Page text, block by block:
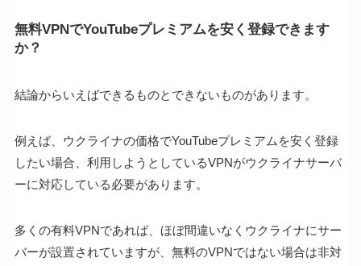
無料VPNでYouTubeプレミアムを安く登録できます
か？
結論からいえばできるものとできないものがあります。
例えば、ウクライナの価格でYouTubeプレミアムを安く登録
したい場合、利用しようとしているVPNがウクライナサーバ
ーに対応している必要があります。
多くの有料VPNであれば、ほぼ間違いなくウクライナにサー
バーが設置されていますが、無料のVPNではない場合は非対